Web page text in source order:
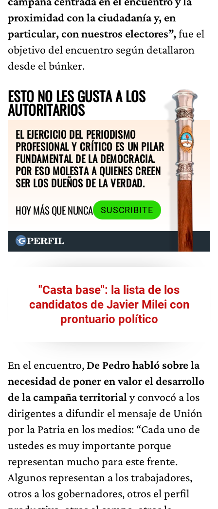
proximidad con la ciudadanía y, en
particular, con nuestros electores”,fue el
objetivo del encuentro según detallaron
desde el búnker.
ESTO NO LES GUSTA A LOS
AUTORITARIOS
EL EJERCICIO DEL PERIODISMO
PROFESIONAL Y CRÍTICO ES UN PILAR
FUNDAMENTAL DE LA DEMOCRACIA.
POR ESO MOLESTA A QUIENES CREEN
SER LOS DUEÑOS DE LA VERDAD.
HOY MÁS QUE NUNCA
SUSCRIBITE
"Casta base": la lista de los
candidatos de Javier Milei con
prontuario político
En el encuentro, De Pedro habló sobre la
necesidad de poner en valor el desarrollo
de la campaña territorial y convocó a los
dirigentes a difundir el mensaje de Unión
por la Patria en los medios: “Cada uno de
ustedes es muy importante porque
representan mucho para este frente.
Algunos representan a los trabajadores,
otros a los gobernadores, otros el perfil